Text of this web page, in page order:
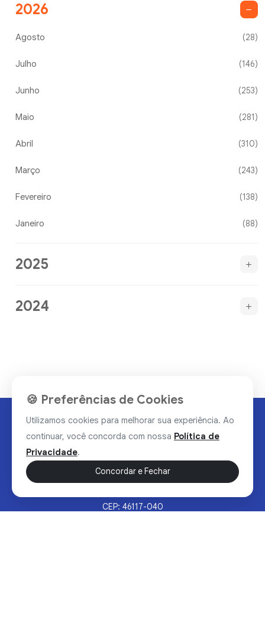
2026
Agosto (28)
Julho (146)
Junho (253)
Maio (281)
Abril (310)
Março (243)
Fevereiro (138)
Janeiro (88)
2025
2024
CEP: 46117-040
🍪 Preferências de Cookies
Utilizamos cookies para melhorar sua experiência. Ao
continuar, você concorda com nossa Política de
Privacidade.
Concordar e Fechar